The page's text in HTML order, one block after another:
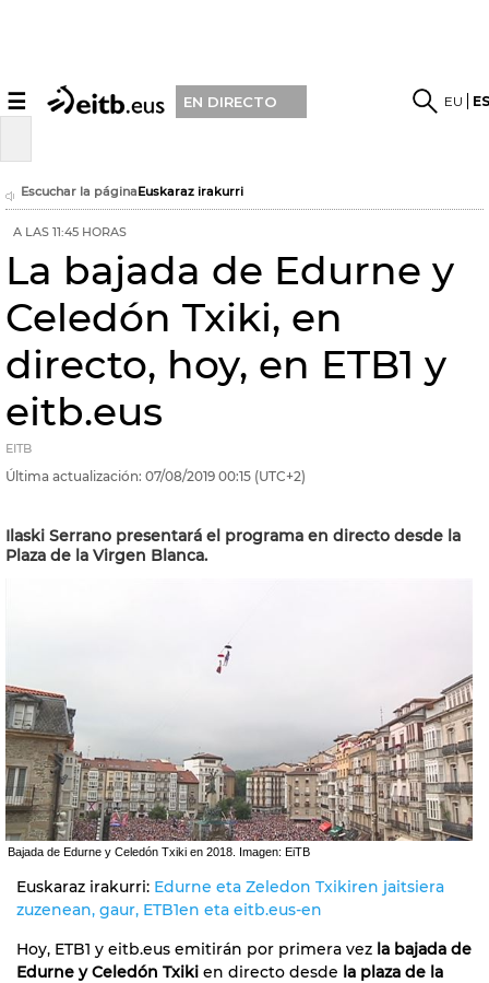
☰ EN DIRECTO EU
Escuchar la páginaEuskaraz irakurri
A LAS 11:45 HORAS
La bajada de Edurne y
Celedón Txiki, en
directo, hoy, en ETB1 y
eitb.eus
EITB
Última actualización: 07/08/2019 00:15 (UTC+2)
Ilaski Serrano presentará el programa en directo desde la
Plaza de la Virgen Blanca.
Bajada de Edurne y Celedón Txiki en 2018. Imagen: EiTB
Euskaraz irakurri: Edurne eta Zeledon Txikiren jaitsiera
zuzenean, gaur, ETB1en eta eitb.eus-en
Hoy, ETB1 y eitb.eus emitirán por primera vez la bajada de
Edurne y Celedón Txiki en directo desde la plaza de la